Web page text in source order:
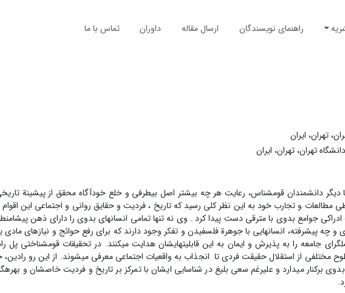
راهنمای نویسندگان ارسال مقاله داوران تماس با ما
تهران، ایران
تهران، تهران، ایران
دیگر دانشمندان قوم­شناس، رعایت هر چه بیشتر اصل بی­طرفی و خلع خودآگاه محقق از پیشینة
مطالعات و تجارب خود به این نظر کلی رسید که تاریخ ، فردیت و حقایق روانی و اجتماعی این اقوام
جوامع بدوی با مترقی دست پیدا کرد . وی نه تنها تمامی انسان­های بدوی را دارای ذهن
چه پیشرفته، انسان­هایی با جوهرة فلسفیدن و تفکر وجود دارند که برای رفع حوائج و نیازهای مادی
جامعه را به پذیرش و ایمان به این قابلیت­هایشان هدایت می­کنند. در تحقیقات قوم­شناختی پل
می­دارد و علیرغم سعی بلیغ در شناسایی ایشان با تمرکز بر تاریخ و فردیت خاصشان و